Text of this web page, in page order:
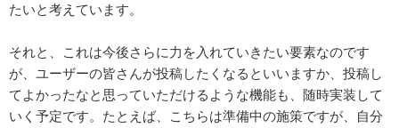
たいと考えています。
それと、これは今後さらに力を入れていきたい要素なのです
が、ユーザーの皆さんが投稿したくなるといいますか、投稿し
てよかったなと思っていただけるような機能も、随時実装して
いく予定です。たとえば、こちらは準備中の施策ですが、自分